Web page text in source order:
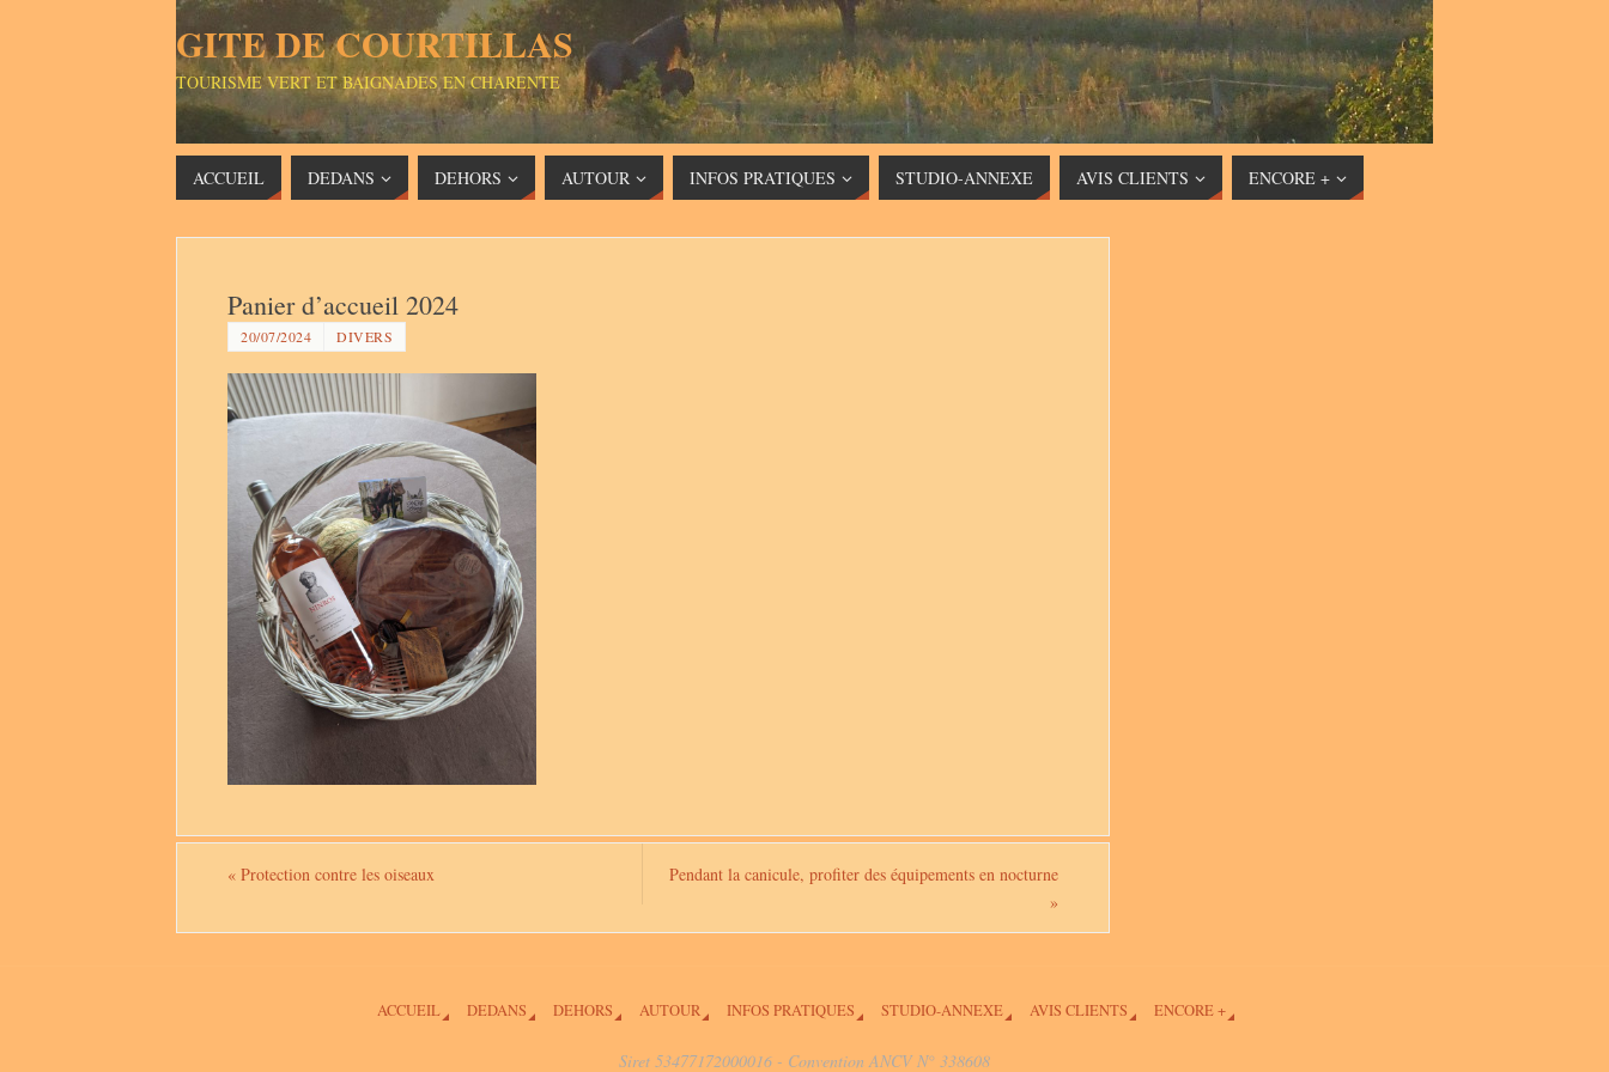
GITE DE COURTILLAS
TOURISME VERT ET BAIGNADES EN CHARENTE
ACCUEIL DEDANS DEHORS AUTOUR INFOS PRATIQUES STUDIO-ANNEXE AVIS CLIENTS ENCORE +
Panier d’accueil 2024
20/07/2024 DIVERS
« Protection contre les oiseaux
Pendant la canicule, profiter des équipements en nocturne
»
ACCUEIL DEDANS DEHORS AUTOUR INFOS PRATIQUES STUDIO-ANNEXE AVIS CLIENTS ENCORE +
Siret 53477172000016 - Convention ANCV N° 338608